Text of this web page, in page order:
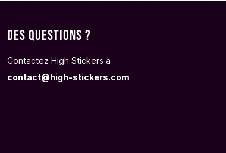
Des questions ?
Contactez High Stickers à
contact@high-stickers.com